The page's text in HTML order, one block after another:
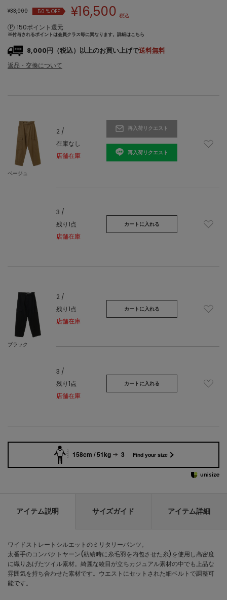
¥33,000 50% OFF ¥16,500 税込
150ポイント還元
※付与されるポイントは会員クラス毎に異なります。 詳細はこちら
8,000円（税込）以上のお買い上げで送料無料
返品・交換について
ベージュ
2 /
在庫なし
店舗在庫
再入荷リクエスト
再入荷リクエスト
3 /
残り1点
店舗在庫
カートに入れる
ブラック
2 /
残り1点
店舗在庫
カートに入れる
3 /
残り1点
店舗在庫
カートに入れる
158cm / 51kg 3 Find your size
アイテム説明 サイズガイド アイテム詳細
ワイドストレートシルエットのミリタリーパンツ。
太番手のコンパクトヤーン(紡績時に糸毛羽を内包させた糸)を使用し高密度
に織りあげたツイル素材。綺麗な綾目が立ちカジュアル素材の中でも上品な
雰囲気を持ち合わせた素材です。ウエストにセットされた細ベルトで調整可
能です。